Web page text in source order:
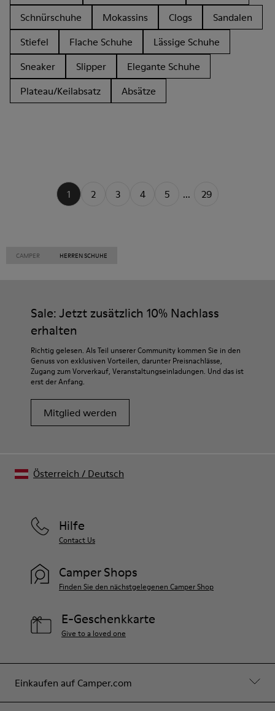
Schnürschuhe
Mokassins Clogs
Sandalen
Stiefel
Flache Schuhe
Lässige Schuhe
Sneaker
Slipper
Elegante Schuhe
Plateau/Keilabsatz
Absätze
1 2 3 4 5 ... 29
CAMPER HERREN SCHUHE
Sale: Jetzt zusätzlich 10% Nachlass
erhalten
Richtig gelesen. Als Teil unserer Community kommen Sie in den
Genuss von exklusiven Vorteilen, darunter Preisnachlässe,
Zugang zum Vorverkauf, Veranstaltungseinladungen. Und das ist
erst der Anfang.
Mitglied werden
Einkaufen auf Camper.com
Hilfe
Contact Us
Camper Shops
Finden Sie den nächstgelegenen Camper Shop
E-Geschenkkarte
Give to a loved one
Österreich / Deutsch